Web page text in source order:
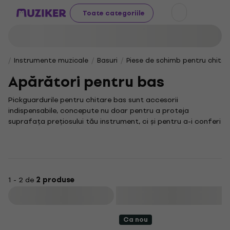
Toate categoriile
Instrumente muzicale Basuri Piese de schimb pentru
Apărători pentru bas
Pickguardurile pentru chitare bas sunt accesorii
indispensabile, concepute nu doar pentru a proteja
suprafața prețiosului tău instrument, ci și pentru a-i conferi
Un pickguard bas este mult mai mult decât un simplu
extinsă de modele și culori, astfel încât să găsești varianta
1 - 2 de 2 produse
Ca nou